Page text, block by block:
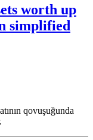
worth up
simplified
qovuşuğunda